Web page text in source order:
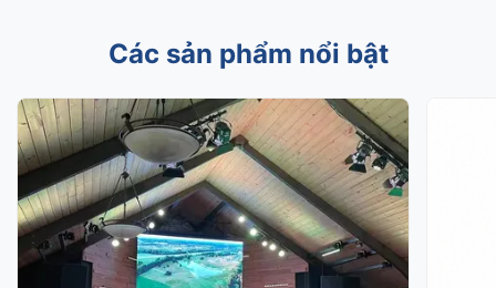
Các sản phẩm nổi bật